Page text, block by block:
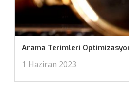
Arama Terimleri
1 Haziran 2023